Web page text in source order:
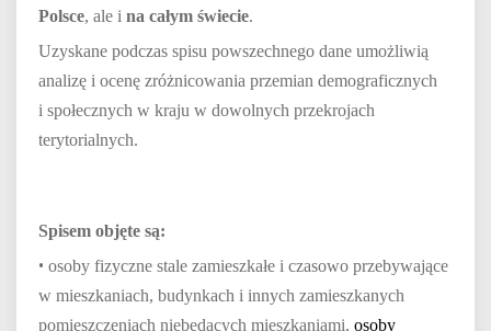
Polsce, ale i na całym świecie.
Uzyskane podczas spisu powszechnego dane umożliwią
analizę i ocenę zróżnicowania przemian demograficznych
i społecznych w kraju w dowolnych przekrojach
terytorialnych.
Spisem objęte są:
• osoby fizyczne stale zamieszkałe i czasowo przebywające
w mieszkaniach, budynkach i innych zamieszkanych
pomieszczeniach niebędących mieszkaniami, osoby